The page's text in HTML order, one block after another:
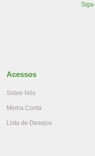
Acessos
Sobre Nós
Minha Conta
Lista de Desejos